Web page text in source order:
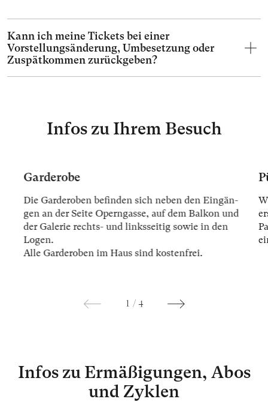
Kann ich meine Tickets bei einer
Vorstellungsänderung, Umbesetzung oder
Zuspätkommen zurückgeben?
Infos zu Ihrem Besuch
Garderobe
Die Gar­der­oben be­fin­den sich ne­ben den Ein­gän­
gen an der Sei­te Opern­gas­se, auf dem Bal­kon und
der Ga­le­rie rechts- und links­sei­tig so­wie in den
Lo­gen.
Alle Gar­der­oben im Haus sind kos­ten­frei.
1 / 4
Infos zu Ermäßigungen, Abos
und Zyklen